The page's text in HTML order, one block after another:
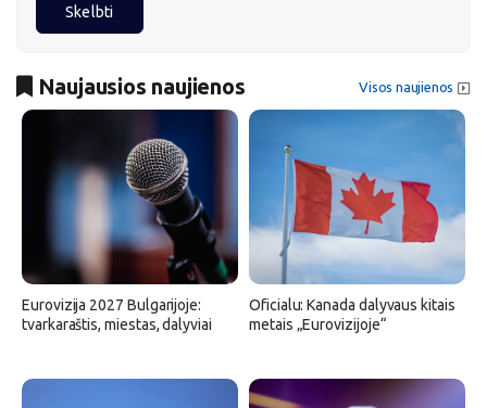
Skelbti
Naujausios naujienos Visos naujienos
Eurovizija 2027 Bulgarijoje:
tvarkaraštis, miestas, dalyviai
Oficialu: Kanada dalyvaus kitais
metais „Eurovizijoje“